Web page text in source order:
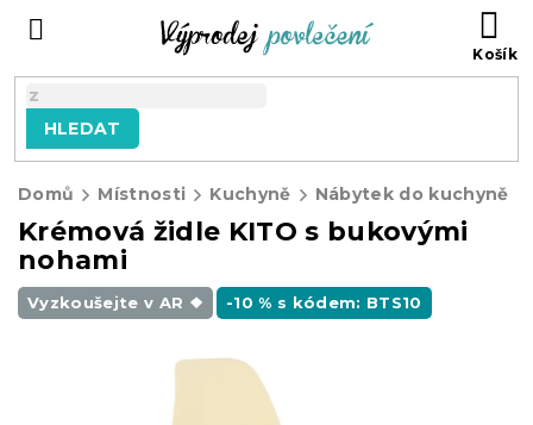
HLEDAT
Domů Místnosti Kuchyně Nábytek do kuchyně
Krémová židle KITO s bukovými
nohami
Vyzkoušejte v AR ❖ -10 % s kódem: BTS10